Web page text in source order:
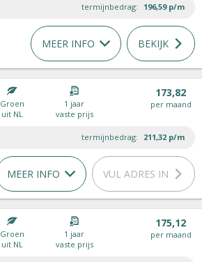
termijnbedrag: 196,59 p/m
MEER INFO BEKIJK
Groen
uit NL
1 jaar
vaste prijs
173,82
per maand
termijnbedrag: 211,32 p/m
MEER INFO VUL ADRES IN
Groen
uit NL
1 jaar
vaste prijs
175,12
per maand